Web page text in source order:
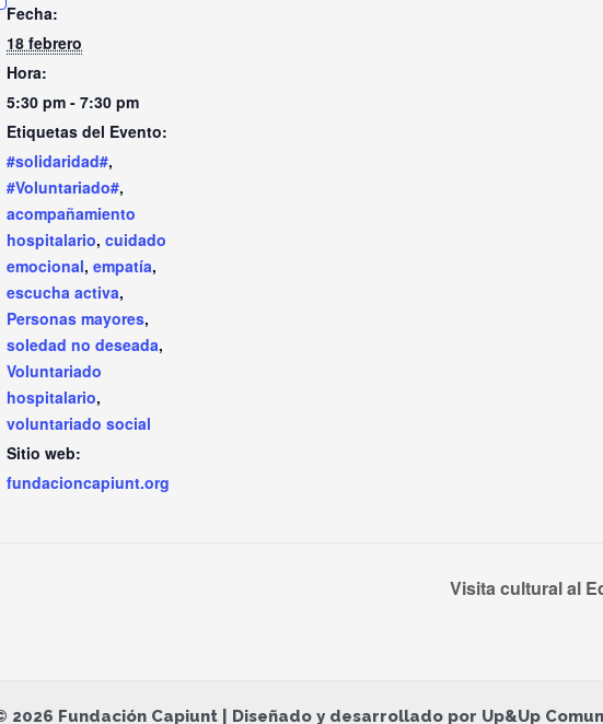
Fecha:
18 febrero
Hora:
5:30 pm - 7:30 pm
Etiquetas del Evento:
#solidaridad#,
#Voluntariado#,
acompañamiento
hospitalario, cuidado
emocional, empatía,
escucha activa,
Personas mayores,
soledad no deseada,
Voluntariado
hospitalario,
voluntariado social
Sitio web:
fundacioncapiunt.org
Visita cultural al
2026 Fundación Capiunt | Diseñado y desarrollado por Up&Up